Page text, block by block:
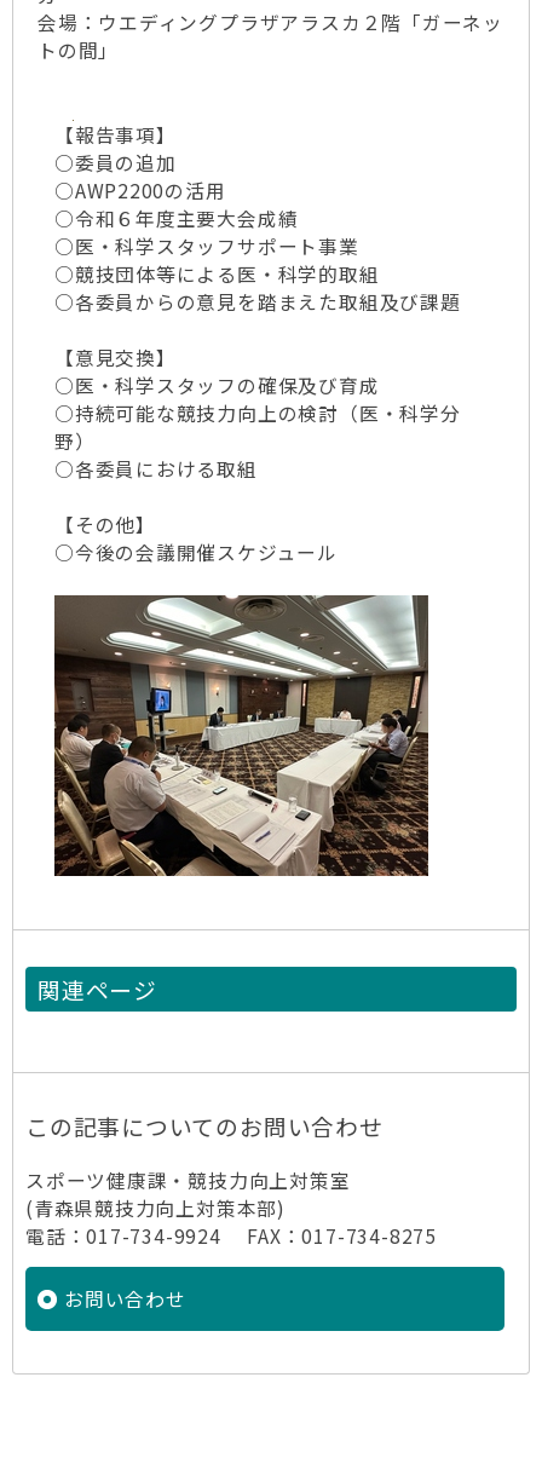
会場：ウエディングプラザアラスカ２階「ガーネッ
トの間」
【報告事項】
○委員の追加
○AWP2200の活用
○令和６年度主要大会成績
○医・科学スタッフサポート事業
○競技団体等による医・科学的取組
○各委員からの意見を踏まえた取組及び課題
【意見交換】
○医・科学スタッフの確保及び育成
○持続可能な競技力向上の検討（医・科学分
野）
○各委員における取組
【その他】
○今後の会議開催スケジュール
関連ページ
この記事についてのお問い合わせ
スポーツ健康課・競技力向上対策室
(青森県競技力向上対策本部)
電話：017-734-9924 FAX：017-734-8275
お問い合わせ